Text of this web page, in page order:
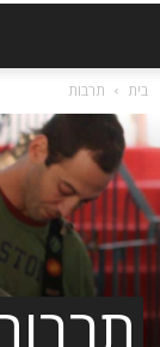
בית תרבות